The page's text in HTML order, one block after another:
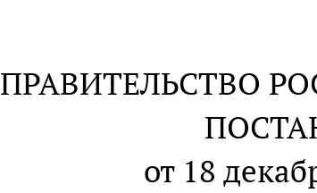
ПРАВИТЕЛЬСТВО
от 18